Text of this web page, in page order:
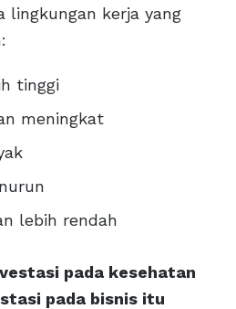
lingkungan kerja yang
tinggi
meningkat
lebih rendah
pada kesehatan
pada bisnis itu